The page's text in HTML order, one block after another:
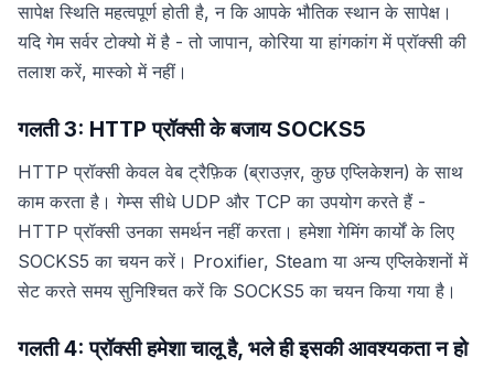
सापेक्ष स्थिति महत्वपूर्ण होती है, न कि आपके भौतिक स्थान के सापेक्ष।
यदि गेम सर्वर टोक्यो में है - तो जापान, कोरिया या हांगकांग में प्रॉक्सी की
तलाश करें, मास्को में नहीं।
गलती 3: HTTP प्रॉक्सी के बजाय SOCKS5
HTTP प्रॉक्सी केवल वेब ट्रैफ़िक (ब्राउज़र, कुछ एप्लिकेशन) के साथ
काम करता है। गेम्स सीधे UDP और TCP का उपयोग करते हैं -
HTTP प्रॉक्सी उनका समर्थन नहीं करता। हमेशा गेमिंग कार्यों के लिए
SOCKS5 का चयन करें। Proxifier, Steam या अन्य एप्लिकेशनों में
सेट करते समय सुनिश्चित करें कि SOCKS5 का चयन किया गया है।
गलती 4: प्रॉक्सी हमेशा चालू है, भले ही इसकी आवश्यकता न हो